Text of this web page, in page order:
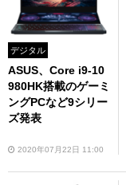
デジタル
ASUS、Core i9-10
980HK搭載のゲーミ
ングPCなど9シリー
ズ発表
2020年07月22日 11:00